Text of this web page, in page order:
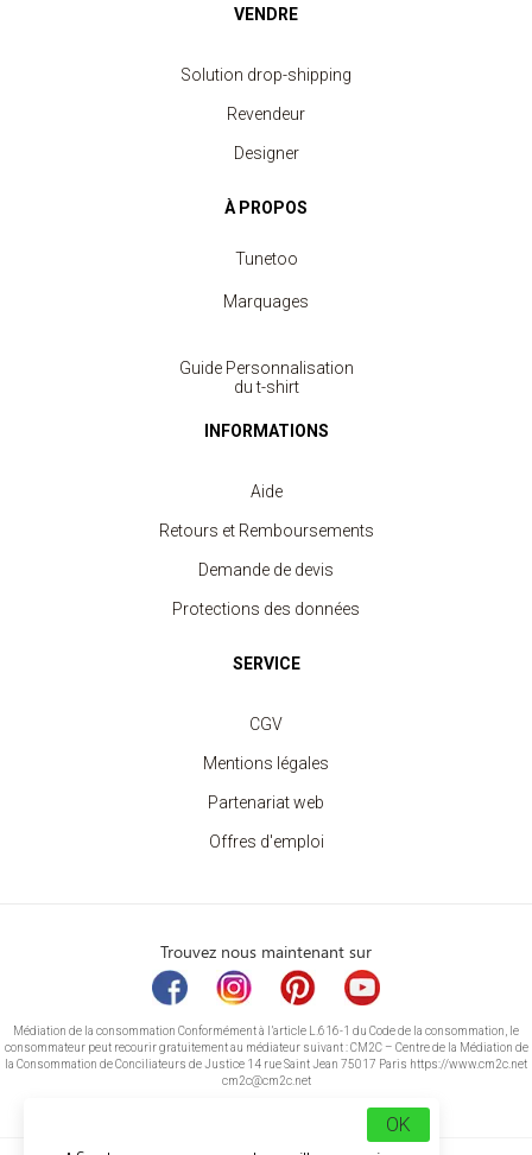
VENDRE
Solution drop-shipping
Revendeur
Designer
À PROPOS
Tunetoo
Marquages
Guide Personnalisation
du t-shirt
INFORMATIONS
Aide
Retours et Remboursements
Demande de devis
Protections des données
SERVICE
CGV
Mentions légales
Partenariat web
Offres d'emploi
Trouvez nous maintenant sur
Médiation de la consommation Conformément à l’article L.616-1 du Code de la consommation, le
consommateur peut recourir gratuitement au médiateur suivant : CM2C – Centre de la Médiation de
la Consommation de Conciliateurs de Justice 14 rue Saint Jean 75017 Paris https://www.cm2c.net
cm2c@cm2c.net
OK